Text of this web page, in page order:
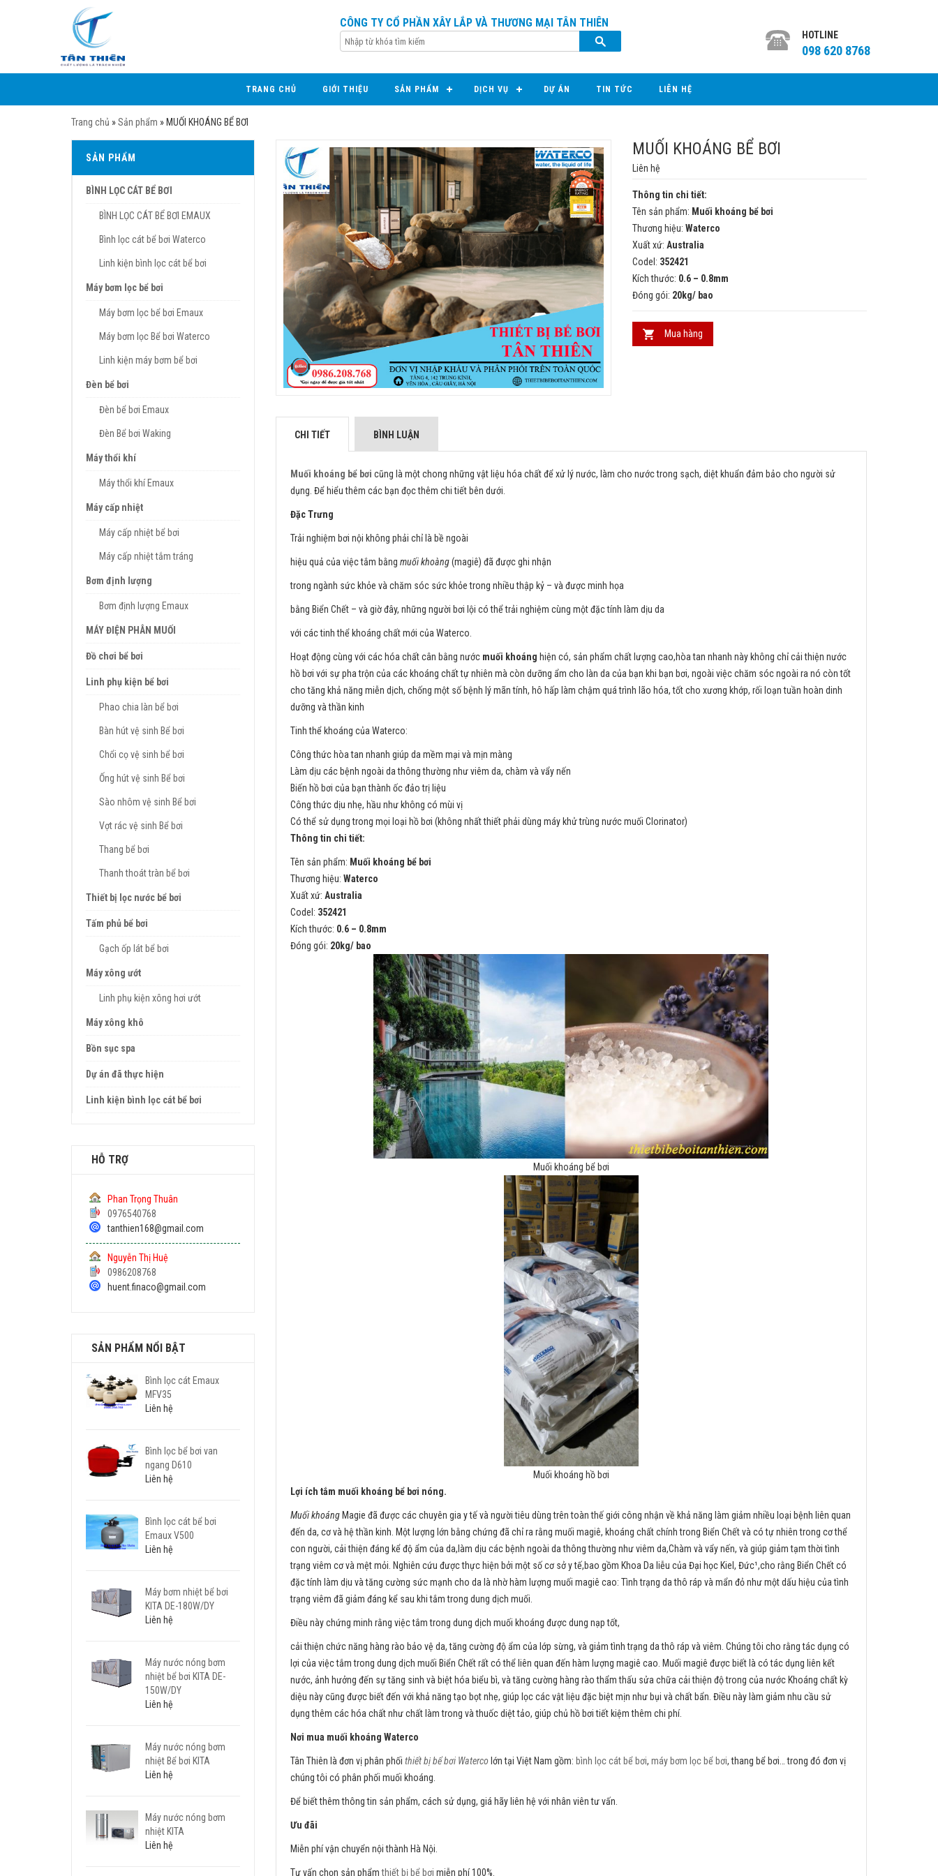
CÔNG TY CỔ PHẦN XÂY LẮP VÀ THƯƠNG MẠI TÂN THIÊN
HOTLINE
098 620 8768
TRANG CHỦ GIỚI THIỆU SẢN PHẨM DỊCH VỤ DỰ ÁN TIN TỨC LIÊN HỆ
Trang chủ »Sản phẩm » MUỐI KHOÁNG BỂ BƠI
MUỐI KHOÁNG BỂ BƠI
Liên hệ
Thông tin chi tiết:
Tên sản phẩm: Muối khoáng bể bơi
Thương hiệu:Waterco
Xuất xứ:Australia
Codel: 352421
Kích thước: 0.6 – 0.8mm
Đóng gói: 20kg/ bao
Mua hàng
CHI TIẾT BÌNH LUẬN
Muối khoáng bể bơi cũng là một chong những vật liệu hóa chất để xử lý nước, làm cho nước trong sạch, diệt khuẩn đảm bảo cho người sử
dụng. Để hiểu thêm các bạn đọc thêm chi tiết bên dưới.
Đặc Trưng
Trải nghiệm bơi nội không phải chỉ là bề ngoài
hiệu quả của việc tắm bằng muối khoàng(magiê) đã được ghi nhận
trong ngành sức khỏe và chăm sóc sức khỏe trong nhiều thập kỷ – và được minh họa
bằng Biển Chết – và giờ đây, những người bơi lội có thể trải nghiệm cùng một đặc tính làm dịu da
với các tinh thể khoáng chất mới của Waterco.
Hoạt động cùng với các hóa chất cân bằng nước muối khoáng hiện có, sản phẩm chất lượng cao,hòa tan nhanh này không chỉ cải thiện nước
hồ bơi với sự pha trộn của các khoáng chất tự nhiên mà còn dưỡng ẩm cho làn da của bạn khi bạn bơi, ngoài việc chăm sóc ngoài ra nó còn tốt
cho tăng khả năng miễn dịch, chống một số bệnh lý mãn tính, hô hấp làm chậm quá trình lão hóa, tốt cho xương khớp, rối loạn tuần hoàn dinh
dưỡng và thần kinh
Tinh thể khoáng của Waterco:
Công thức hòa tan nhanh giúp da mềm mại và mịn màng
Làm dịu các bệnh ngoài da thông thường như viêm da, chàm và vẩy nến
Biến hồ bơi của bạn thành ốc đảo trị liệu
Công thức dịu nhẹ, hầu như không có mùi vị
Có thể sử dụng trong mọi loại hồ bơi (không nhất thiết phải dùng máy khử trùng nước muối Clorinator)
Thông tin chi tiết:
Tên sản phẩm: Muối khoáng bể bơi
Thương hiệu: Waterco
Xuất xứ: Australia
Codel: 352421
Kích thước: 0.6 – 0.8mm
Đóng gói: 20kg/ bao
Muối khoáng bể bơi
Muối khoáng hồ bơi
Lợi ích tắm muối khoáng bể bơi nóng.
Muối khoángMagie đã được các chuyên gia y tế và người tiêu dùng trên toàn thế giới công nhận về khả năng làm giảm nhiều loại bệnh liên quan
đến da, cơ và hệ thần kinh. Một lượng lớn bằng chứng đã chỉ ra rằng muối magiê, khoáng chất chính trong Biển Chết và có tự nhiên trong cơ thể
con người, cải thiện đáng kể độ ẩm của da,làm dịu các bệnh ngoài da thông thường như viêm da,Chàm và vẩy nến, và giúp giảm tạm thời tình
trạng viêm cơ và mệt mỏi. Nghiên cứu được thực hiện bởi một số cơ sở y tế,bao gồm Khoa Da liễu của Đại học Kiel, Đức¹,cho rằng Biển Chết có
đặc tính làm dịu và tăng cường sức mạnh cho da là nhờ hàm lượng muối magiê cao: Tình trạng da thô ráp và mẩn đỏ như một dấu hiệu của tình
trạng viêm đã giảm đáng kể sau khi tắm trong dung dịch muối.
Điều này chứng minh rằng việc tắm trong dung dịch muối khoáng được dung nạp tốt,
cải thiện chức năng hàng rào bảo vệ da, tăng cường độ ẩm của lớp sừng, và giảm tình trạng da thô ráp và viêm. Chúng tôi cho rằng tác dụng có
lợi của việc tắm trong dung dịch muối Biển Chết rất có thể liên quan đến hàm lượng magiê cao. Muối magiê được biết là có tác dụng liên kết
nước, ảnh hưởng đến sự tăng sinh và biệt hóa biểu bì, và tăng cường hàng rào thẩm thấu sửa chữa cải thiện độ trong của nước Khoáng chất kỳ
diệu này cũng được biết đến với khả năng tạo bọt nhẹ, giúp lọc các vật liệu đặc biệt mịn như bụi và chất bẩn. Điều này làm giảm nhu cầu sử
dụng thêm các hóa chất như chất làm trong và thuốc diệt tảo, giúp chủ hồ bơi tiết kiệm thêm chi phí.
Nơi mua muối khoáng Waterco
Tân Thiên là đơn vị phân phối thiết bị bể bơi Watercolớn tại Việt Nam gồm: bình lọc cát bể bơi, máy bơm lọc bể bơi, thang bể bơi… trong đó đơn vị
chúng tôi có phân phối muối khoáng.
Để biết thêm thông tin sản phẩm, cách sử dụng, giá hãy liên hệ với nhân viên tư vấn.
Ưu đãi
Miễn phí vận chuyển nội thành Hà Nội.
Tư vấn chọn sản phẩmthiết bị bể bơi miễn phí 100%.
SẢN PHẨM
BÌNH LỌC CÁT BỂ BƠI
BÌNH LỌC CÁT BỂ BƠI EMAUX
Bình lọc cát bể bơi Waterco
Linh kiện bình lọc cát bể bơi
Máy bơm lọc bể bơi
Máy bơm lọc bể bơi Emaux
Máy bơm lọc Bể bơi Waterco
Linh kiện máy bơm bể bơi
Đèn bể bơi
Đèn bể bơi Emaux
Đèn Bể bơi Waking
Máy thổi khí
Máy thổi khí Emaux
Máy cấp nhiệt
Máy cấp nhiệt bể bơi
Máy cấp nhiệt tắm tráng
Bơm định lượng
Bơm định lượng Emaux
MÁY ĐIỆN PHÂN MUỐI
Đồ chơi bể bơi
Linh phụ kiện bể bơi
Phao chia làn bể bơi
Bàn hút vệ sinh Bể bơi
Chổi cọ vệ sinh bể bơi
Ống hút vệ sinh Bể bơi
Sào nhôm vệ sinh Bể bơi
Vợt rác vệ sinh Bể bơi
Thang bể bơi
Thanh thoát tràn bể bơi
Thiết bị lọc nước bể bơi
Tấm phủ bể bơi
Gạch ốp lát bể bơi
Máy xông ướt
Linh phụ kiện xông hơi ướt
Máy xông khô
Bồn sục spa
Dự án đã thực hiện
Linh kiện bình lọc cát bể bơi
HỖ TRỢ
Phan Trọng Thuân
0976540768
tanthien168@gmail.com
Nguyễn Thị Huệ
0986208768
huent.finaco@gmail.com
SẢN PHẨM NỔI BẬT
Bình lọc cát Emaux
MFV35
Liên hệ
Bình lọc bể bơi van
ngang D610
Liên hệ
Bình lọc cát bể bơi
Emaux V500
Liên hệ
Máy bơm nhiệt bể bơi
KITA DE-180W/DY
Liên hệ
Máy nước nóng bơm
nhiệt bể bơi KITA DE-
150W/DY
Liên hệ
Máy nước nóng bơm
nhiệt Bể bơi KITA
Liên hệ
Máy nước nóng bơm
nhiệt KITA
Liên hệ